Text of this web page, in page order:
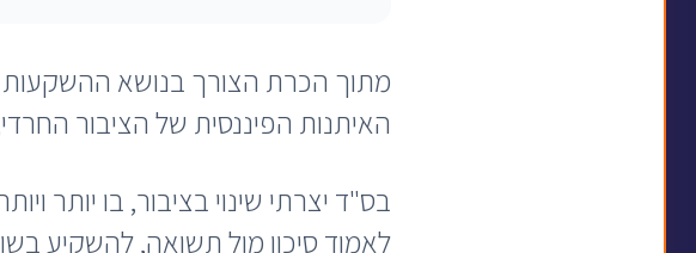
מתוך הכרת הצורך בנושא
האיתנות הפיננסית של הציבור
בס"ד יצרתי שינוי בציבור, בו יותר
לאמוד סיכון מול תשואה, להשקיע